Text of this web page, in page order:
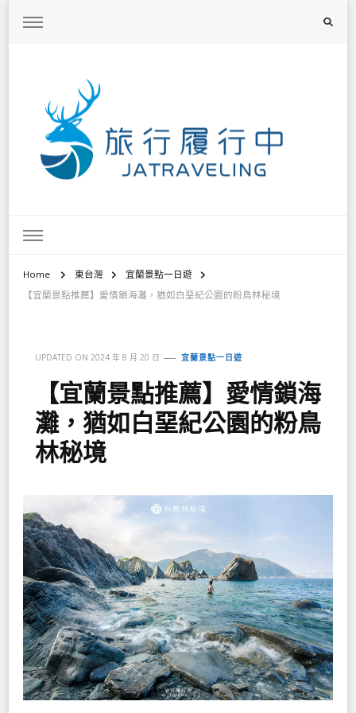
Home 東台灣
宜蘭景點一日遊
【宜蘭景點推薦】愛情鎖海灘，猶如白堊紀公園的粉鳥林秘境
UPDATED ON 2024 年 8 月 20 日 宜蘭景點一日遊
【宜蘭景點推薦】愛情鎖海
灘，猶如白堊紀公園的粉鳥
林秘境